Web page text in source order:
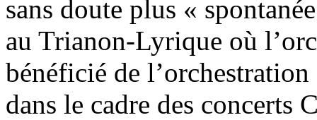
sans doute plus «
au Trianon-Lyrique où
bénéficié de l’orchestration
dans le cadre des concerts